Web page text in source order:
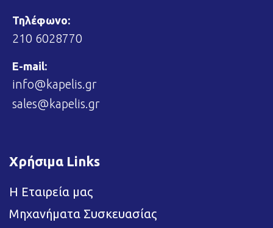
Τηλέφωνο:
210 6028770
E-mail:
info@kapelis.gr
sales@kapelis.gr
Χρήσιμα Links
Η Εταιρεία μας
Μηχανήματα Συσκευασίας